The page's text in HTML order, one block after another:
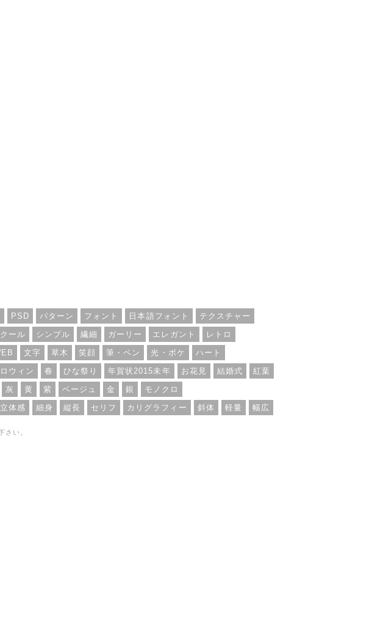
PSD パターン フォント 日本語フォント
テクスチャー
クール シンプル 繊細 ガーリー エレガント
レトロ
文字 草木 笑顔 筆・ペン 光・ボケ
ハート
ウィン 春 ひな祭り 年賀状2015未年 お花見 結婚式
紅葉
灰 黄 紫 ベージュ 金 銀
モノクロ
立体感 細身 縦長 セリフ カリグラフィー 斜体 軽量 幅広
さい。